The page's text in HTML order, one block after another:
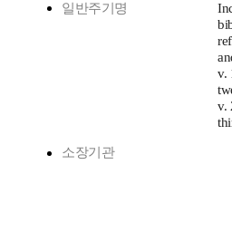
일반주기명
v.
v.
소장기관